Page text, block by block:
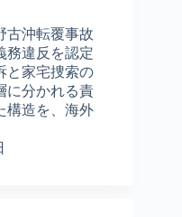
古沖転覆事故
務違反を認定
と家宅捜索の
に分かれる責
構造を、海外